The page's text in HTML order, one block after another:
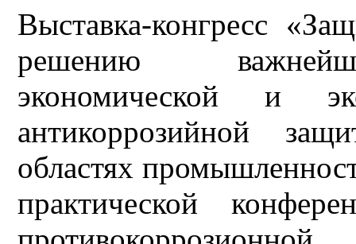
Выставка-конгресс
решению
экономической и
антикоррозийной
областях
практической